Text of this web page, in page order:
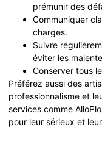
prémunir des
Communiquer
charges.
Suivre
éviter les
Conserver tous
Préférez aussi des
professionnalisme et
services comme
pour leur sérieux et